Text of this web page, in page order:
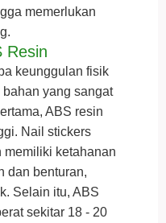
memerlukan
Resin
keunggulan fisik
yang sangat
ABS resin
Nail stickers
memiliki ketahanan
dan benturan,
Selain itu, ABS
sekitar 18 - 20